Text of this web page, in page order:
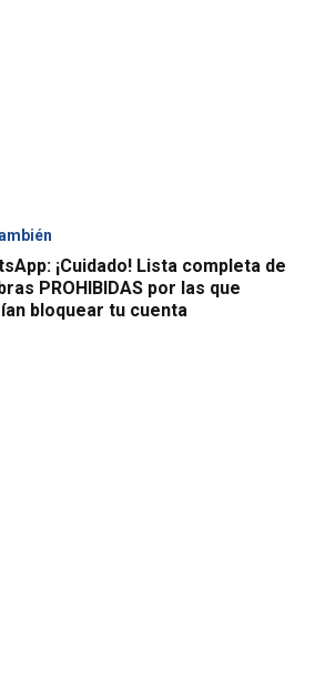
¡Cuidado! Lista completa de
PROHIBIDAS por las que
bloquear tu cuenta